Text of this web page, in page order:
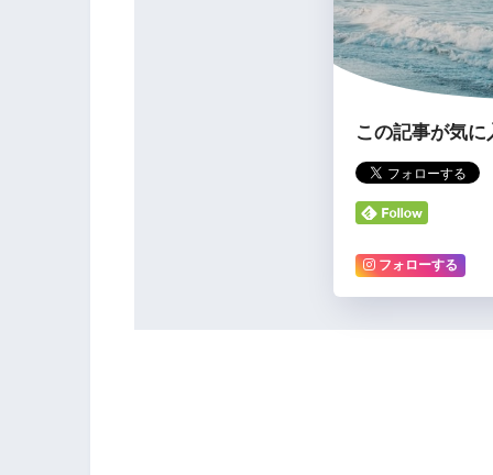
この記事が気
フォローする